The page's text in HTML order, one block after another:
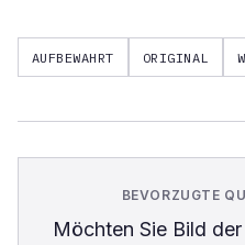
AUFBEWAHRT ORIGINAL
BEVORZUGTE
Möchten Sie Bild